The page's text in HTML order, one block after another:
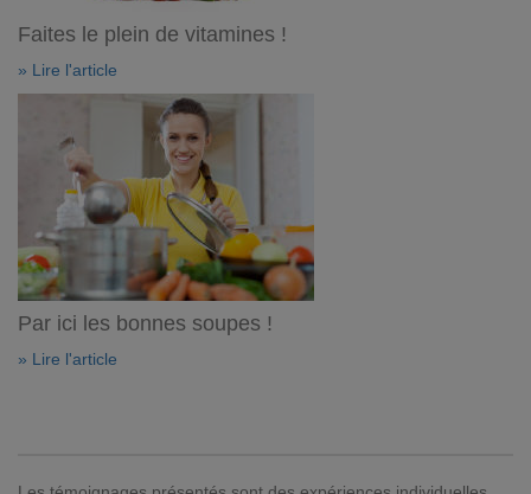
Faites le plein de vitamines !
» Lire l'article
Par ici les bonnes soupes !
» Lire l'article